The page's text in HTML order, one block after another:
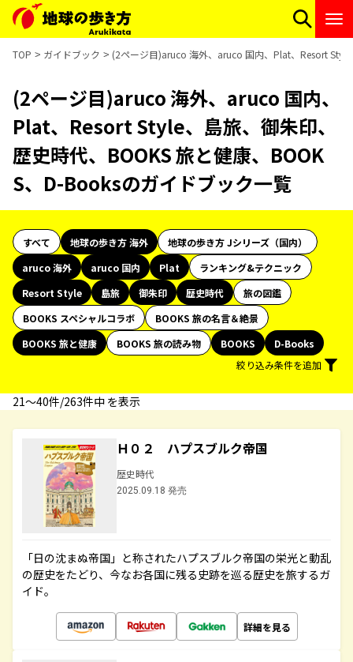
TOP ガイドブック (2ページ目)aruco 海外、aruco 国内、Plat、Resort
(2ページ目)aruco 海外、aruco 国内、
Plat、Resort Style、島旅、御朱印、
歴史時代、BOOKS 旅と健康、BOOK
S、D-Booksのガイドブック一覧
すべて 地球の歩き方 海外
地球の歩き方 Jシリーズ（国内）
aruco 海外
aruco 国内 Plat
ランキング&テクニック
Resort Style
島旅 御朱印 歴史時代
旅の図鑑
BOOKS スペシャルコラボ
BOOKS 旅の名言＆絶景
BOOKS 旅と健康
BOOKS 旅の読み物 BOOKS
D-Books
絞り込み条件を追加
21〜40件/263件中 を表示
Ｈ０２ ハプスブルク帝国
歴史時代
2025.09.18 発売
「日の沈まぬ帝国」と称されたハプスブルク帝国の栄光と動乱
の歴史をたどり、今なお各国に残る史跡を巡る歴史を旅するガ
イド。
詳細を見る